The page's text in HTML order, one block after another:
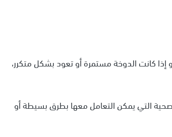
إذا كانت الدوخة مستمرة أو تعود بشكل متكرر،
التي يمكن التعامل معها بطرق بسيطة أو